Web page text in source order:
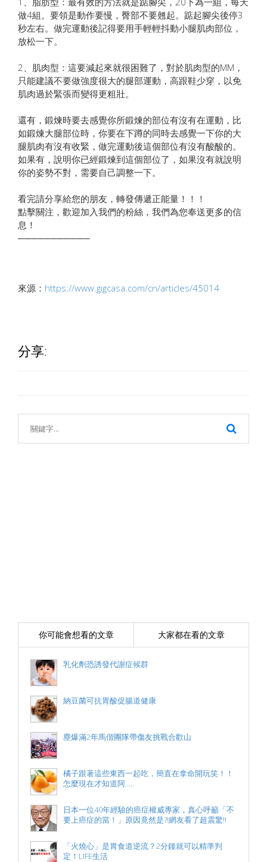
做4組。要領是動作要慢，臀部不要翹起。踮起腳尖後停3
秒左右。做完運動後記得要用手輕輕抖動小腿肌肉部位，
放松一下。
2、肌肉型：這要減起來就很困難了，對於肌肉型的MM，
只能建議不要做強度很大的腿部運動，高跟鞋少穿，以免
肌肉過於緊張而變得更粗壯。
還有，鍛煉時要去感覺你所鍛煉的部位有沒有在運動，比
如鍛煉大腿部位時，你要在下蹲的同時去感覺一下你的大
腿肌肉有沒有收緊，做完運動後這個部位有沒有酸酸的。
如果有，說明你已經鍛煉到這個部位了，如果沒有就說明
你的姿勢不對，需要自己調整一下。
看完請分享給您的朋友，轉發傳遞正能量！！！
點擊關注，歡迎加入我們的粉絲，我們為您奉送更多的信
息！
───────────
來源： https://www.gigcasa.com/cn/articles/45014
分享:
你可能會想看的文章 大家都在看的文章
乳化劑恐誘發代謝症候群
納豆菌可抗胃酸促腸道健康
塵爆滿2年馬偕團隊帶傷友挑戰合歡山
橘子跟著這些東西一起吃，簡直在拿命開玩笑！！
怎麼現在才知道阿.....
日本一位40年經驗的癌症權威專家，真心呼籲「不
要上癌症的當！」原因竟然是?!網友看了超震驚!!
「火燒心」是胃食道逆流？2分鐘就可以精準判
定！LIFE生活